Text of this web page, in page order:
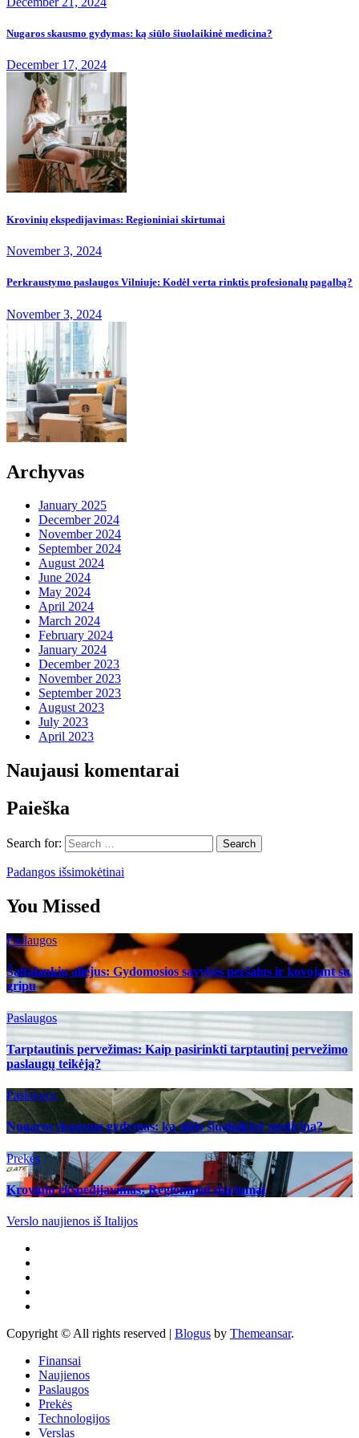
Nugaros skausmo gydymas: ką siūlo šiuolaikinė medicina?
December 17, 2024
Krovinių ekspedijavimas: Regioniniai skirtumai
November 3, 2024
Perkraustymo paslaugos Vilniuje: Kodėl verta rinktis profesionalų pagalbą?
November 3, 2024
Archyvas
January 2025
December 2024
November 2024
September 2024
August 2024
June 2024
May 2024
April 2024
March 2024
February 2024
January 2024
December 2023
November 2023
September 2023
August 2023
July 2023
April 2023
Naujausi komentarai
Paieška
Search for:
Padangos išsimokėtinai
You Missed
Paslaugos
Šaltalankių aliejus: Gydomosios savybės peršalus ir kovojant su
gripu
Paslaugos
Tarptautinis pervežimas: Kaip pasirinkti tarptautinį pervežimo
paslaugų teikėją?
Paslaugos
Nugaros skausmo gydymas: ką siūlo šiuolaikinė medicina?
Prekės
Krovinių ekspedijavimas: Regioniniai skirtumai
Verslo naujienos iš Italijos
Copyright © All rights reserved | Blogus by Themeansar.
Finansai
Naujienos
Paslaugos
Prekės
Technologijos
Verslas